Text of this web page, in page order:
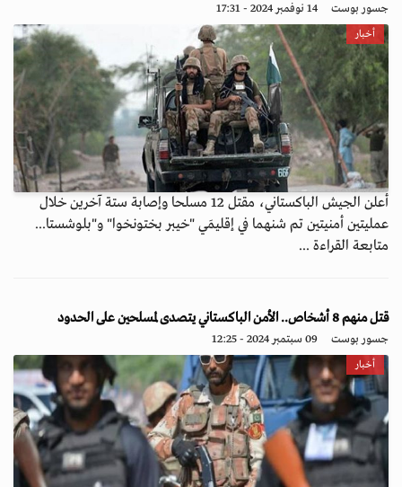
جسور بوست 14 نوفمبر 2024 - 17:31
أخبار
أعلن الجيش الباكستاني، مقتل 12 مسلحا وإصابة ستة آخرين خلال
عمليتين أمنيتين تم شنهما في إقليمَي "خيبر بختونخوا" و"بلوشستا...
متابعة القراءة ...
قتل منهم 8 أشخاص.. الأمن الباكستاني يتصدى لمسلحين على الحدود
جسور بوست 09 سبتمبر 2024 - 12:25
أخبار